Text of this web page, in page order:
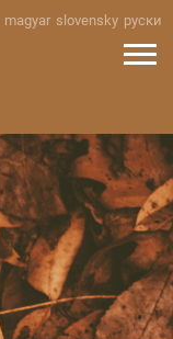
magyar slovensky руски